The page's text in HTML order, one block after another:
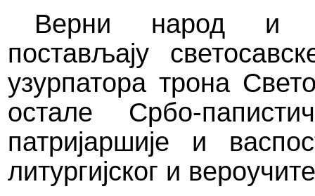
Верни народ и
постављају
узурпатора трона
остале Србо-
патријаршије и
литургијског и